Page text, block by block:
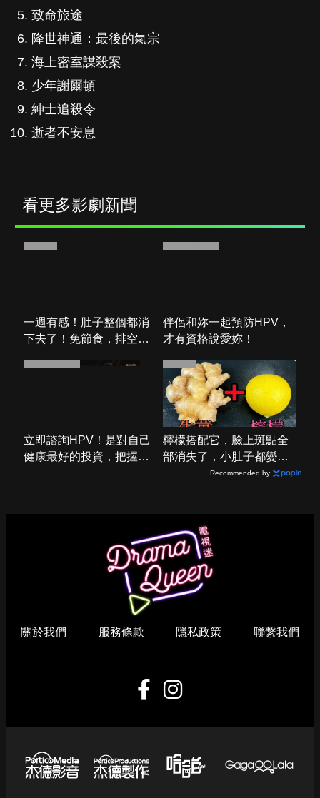
空戰群英
真愛挑日子
古柯鹼教母葛蕾斯達
致命旅途
降世神通：最後的氣宗
紳士追殺令
逝者不安息
暢就夠
PR・新素簡
伴侶和妳一起預防HPV，
才有資格說愛妳！
PR・台灣癌症基金會
健康最好的投資，把握現
PR・台灣癌症基金會
檸檬搭配它，臉上斑點全
部消失了，小肚子都變平
坦了
PR・新素簡